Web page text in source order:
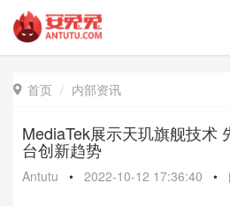
 首页 内部资讯
MediaTek展示天玑旗舰技术
台创新趋势
Antutu • 2022-10-12 17:36:40 •